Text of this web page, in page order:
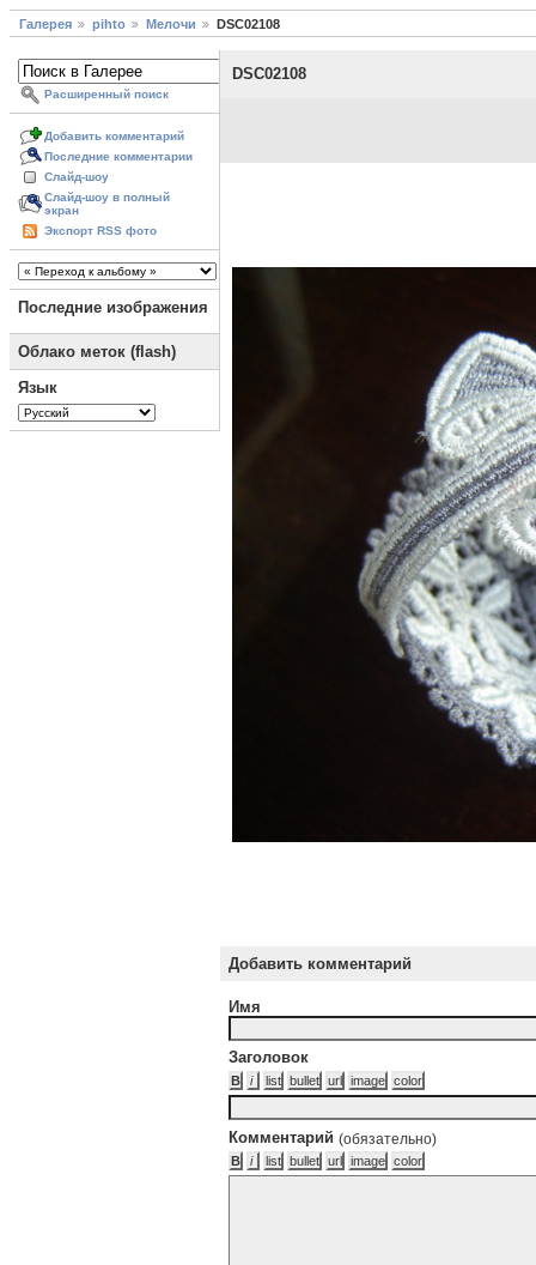
Галерея pihto Мелочи DSC02108
Расширенный поиск
Добавить комментарий
Последние комментарии
Слайд-шоу
Слайд-шоу в полный
экран
Экспорт RSS фото
Последние изображения
Облако меток (flash)
Язык
DSC02108
Добавить комментарий
Имя
Заголовок
Комментарий (обязательно)